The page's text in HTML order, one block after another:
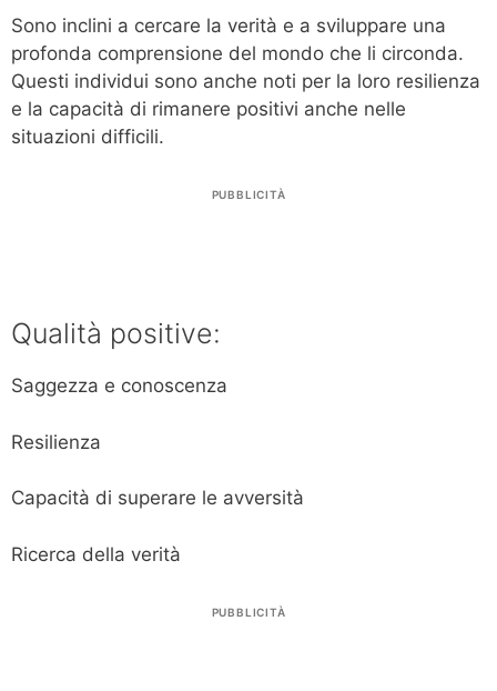
Sono inclini a cercare la verità e a sviluppare una
profonda comprensione del mondo che li circonda.
Questi individui sono anche noti per la loro resilienza
e la capacità di rimanere positivi anche nelle
situazioni difficili.
PUBBLICITÀ
Qualità positive:
Saggezza e conoscenza
Resilienza
Capacità di superare le avversità
Ricerca della verità
PUBBLICITÀ